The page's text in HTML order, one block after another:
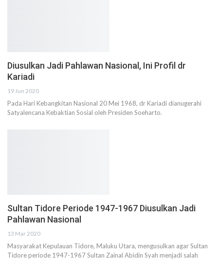
Diusulkan Jadi Pahlawan Nasional, Ini Profil dr
Kariadi
19 Jun 2020
Pada Hari Kebangkitan Nasional 20 Mei 1968, dr Kariadi dianugerahi
Satyalencana Kebaktian Sosial oleh Presiden Soeharto.
Sultan Tidore Periode 1947-1967 Diusulkan Jadi
Pahlawan Nasional
13 Mar 2020
Masyarakat Kepulauan Tidore, Maluku Utara, mengusulkan agar Sultan
Tidore periode 1947-1967 Sultan Zainal Abidin Syah menjadi salah